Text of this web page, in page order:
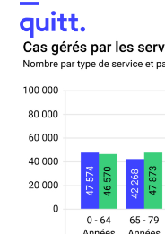
Open
mobile
menu
Close
mobile
menu